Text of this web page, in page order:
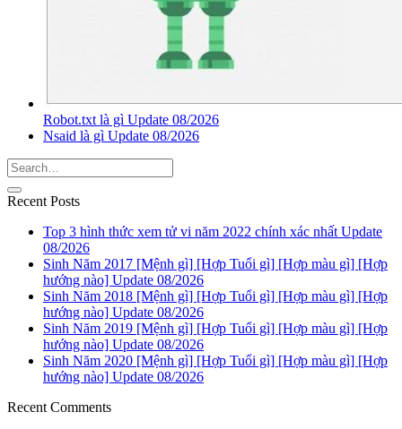
Robot.txt là gì Update 08/2026
Nsaid là gì Update 08/2026
Recent Posts
Top 3 hình thức xem tử vi năm 2022 chính xác nhất Update
08/2026
Sinh Năm 2017 [Mệnh gì] [Hợp Tuổi gì] [Hợp màu gì] [Hợp
hướng nào] Update 08/2026
Sinh Năm 2018 [Mệnh gì] [Hợp Tuổi gì] [Hợp màu gì] [Hợp
hướng nào] Update 08/2026
Sinh Năm 2019 [Mệnh gì] [Hợp Tuổi gì] [Hợp màu gì] [Hợp
hướng nào] Update 08/2026
Sinh Năm 2020 [Mệnh gì] [Hợp Tuổi gì] [Hợp màu gì] [Hợp
hướng nào] Update 08/2026
Recent Comments